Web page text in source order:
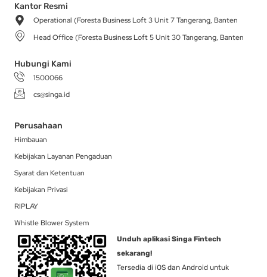
a
g
r
a
m
b
o
-
t
r
i
Kantor Resmi
Operational (Foresta Business Loft 3 Unit 7 Tangerang, Banten
Head Office (Foresta Business Loft 5 Unit 30 Tangerang, Banten
Hubungi Kami
1500066
cs@singa.id
Perusahaan
Himbauan
Kebijakan Layanan Pengaduan
Syarat dan Ketentuan
Kebijakan Privasi
RIPLAY
Whistle Blower System
Unduh aplikasi Singa Fintech
sekarang!
Tersedia di iOS dan Android untuk